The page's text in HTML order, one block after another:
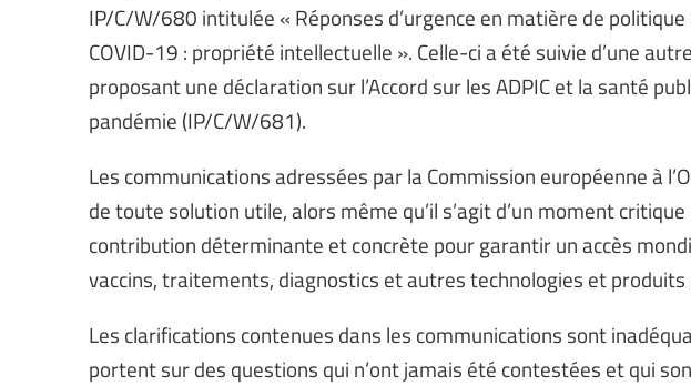
IP/C/W/680 intitulée « Réponses d’urgence en matière de
COVID-19 : propriété intellectuelle ». Celle-ci a été suivie d’une
proposant une déclaration sur l’Accord sur les ADPIC et la santé
pandémie (IP/C/W/681).
Les communications adressées par la Commission européenne à
de toute solution utile, alors même qu’il s’agit d’un moment
contribution déterminante et concrète pour garantir un accès
vaccins, traitements, diagnostics et autres technologies et produits
Les clarifications contenues dans les communications sont
portent sur des questions qui n’ont jamais été contestées et qui